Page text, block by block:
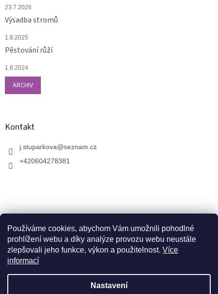
Používáme cookies, abychom Vám umožnili pohodlné
prohlížení webu a díky analýze provozu webu neustále
zlepšovali jeho funkce, výkon a použitelnost. Více
informací
Nastavení
V zahradnictví je možné osobně vybírat stromy a
dopravou. Otevřeno máme ve středu, v pátek a v neděli
23.7.2026
Výsadba stromů
1.8.2025
Pěstování růží
1.8.2024
ARCHIV
Kontakt
j.stuparkova@seznam.cz
+420604278381